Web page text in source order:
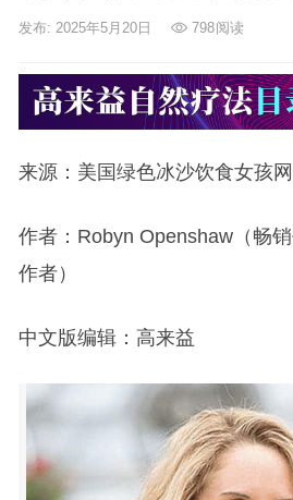
发布: 2025年5月20日 798阅读
来源：美国绿色冰沙饮食女孩网
作者：Robyn Openshaw（畅销
作者）
中文版编辑：高来益